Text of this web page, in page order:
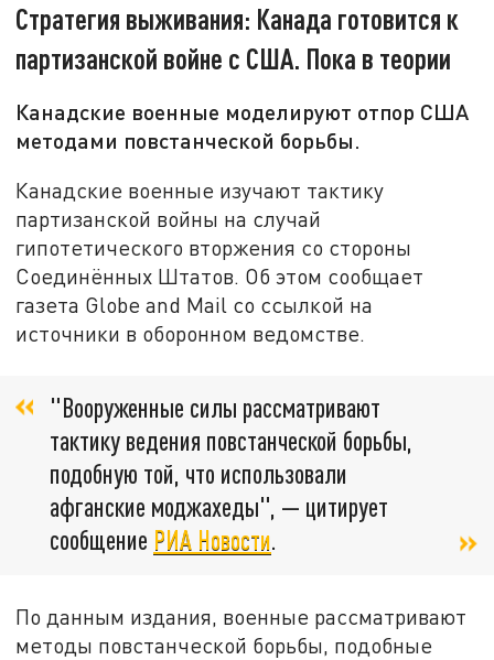
Стратегия выживания: Канада готовится к
партизанской войне с США. Пока в теории
Канадские военные моделируют отпор США
методами повстанческой борьбы.
Канадские военные изучают тактику
партизанской войны на случай
гипотетического вторжения со стороны
Соединённых Штатов. Об этом сообщает
газета Globe and Mail со ссылкой на
источники в оборонном ведомстве.
"Вооруженные силы рассматривают
тактику ведения повстанческой борьбы,
подобную той, что использовали
афганские моджахеды", — цитирует
сообщение РИА Новости.
По данным издания, военные рассматривают
методы повстанческой борьбы, подобные